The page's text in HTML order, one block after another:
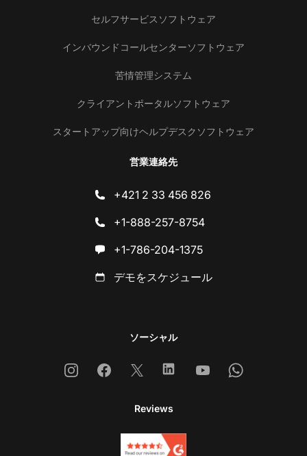
セルフサービスソフトウェア
インバウンドコールセンターソフトウェア
苦情管理システム
クライアントポータルソフトウェア
スタートアップ向けヘルプデスクソフトウェア
営業連絡先
+421 2 33 456 826
+1-888-257-8754
+1-786-204-1375
デモをスケジュール
ソーシャル
InstagramFacebook
X LinkedinYoutubeWhatsapp
Reviews